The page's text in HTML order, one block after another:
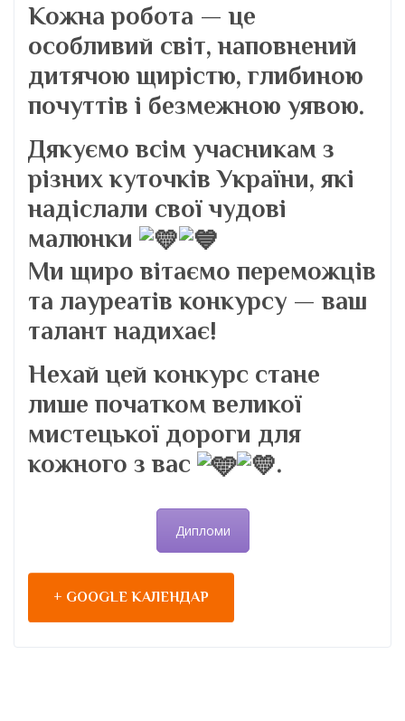
Кожна робота — це
особливий світ, наповнений
дитячою щирістю, глибиною
почуттів і безмежною уявою.
Дякуємо всім учасникам з
різних куточків України, які
надіслали свої чудові
малюнки
Ми щиро вітаємо переможців
та лауреатів конкурсу — ваш
талант надихає!
Нехай цей конкурс стане
лише початком великої
мистецької дороги для
кожного з вас
.
Дипломи
+ GOOGLE КАЛЕНДАР